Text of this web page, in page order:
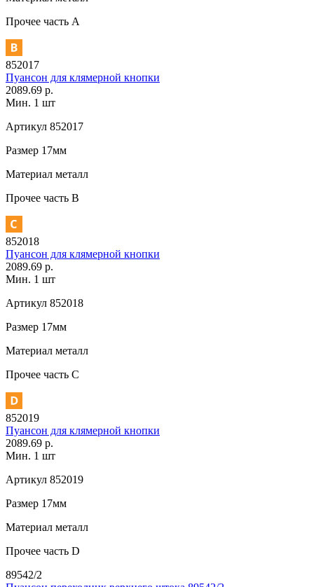
Прочее часть A
852017
Пуансон для клямерной кнопки
2089.69 р.
Мин. 1 шт
Артикул 852017
Размер 17мм
Материал металл
Прочее часть В
852018
Пуансон для клямерной кнопки
2089.69 р.
Мин. 1 шт
Артикул 852018
Размер 17мм
Материал металл
Прочее часть С
852019
Пуансон для клямерной кнопки
2089.69 р.
Мин. 1 шт
Артикул 852019
Размер 17мм
Материал металл
Прочее часть D
89542/2